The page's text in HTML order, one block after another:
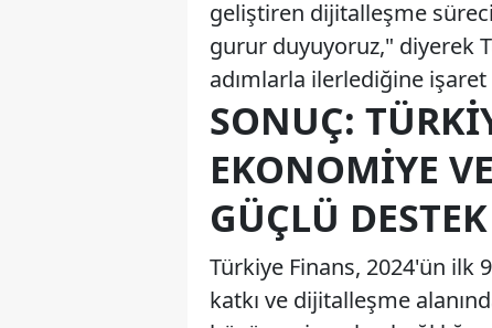
geliştiren dijitalleşme
gurur duyuyoruz," diyerek
adımlarla ilerlediğine
SONUÇ:
EKONOMIYE
GÜÇLÜ DESTEK
Türkiye Finans, 2024'ün ilk
katkı ve dijitalleşme